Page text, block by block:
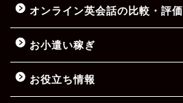
オンライン英会話の比較・評価
お小遣い稼ぎ
お役立ち情報